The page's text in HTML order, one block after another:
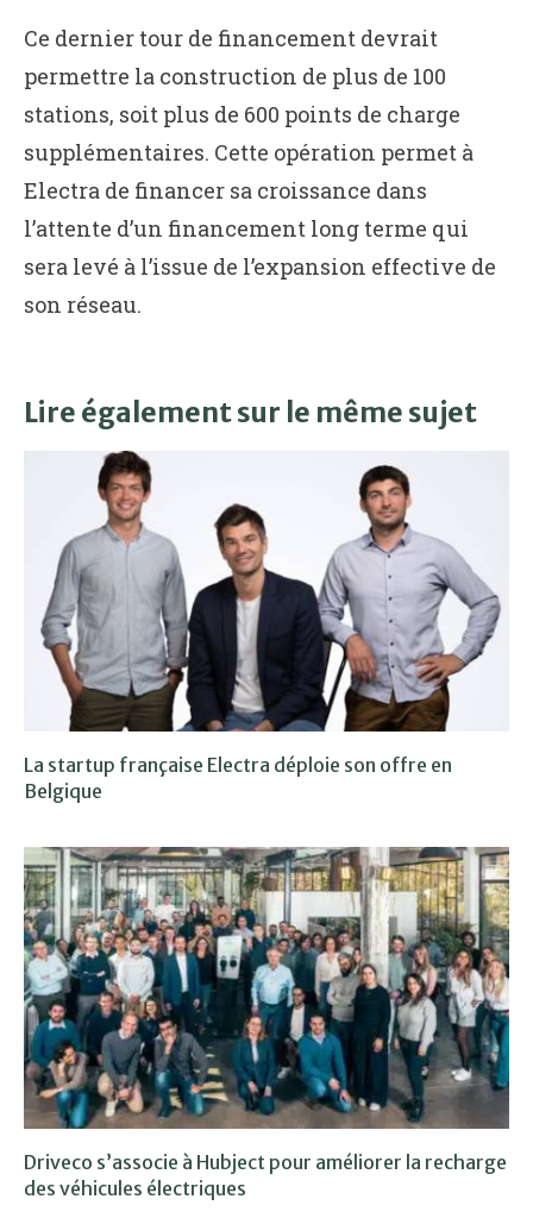
Ce dernier tour de financement devrait
permettre la construction de plus de 100
stations, soit plus de 600 points de charge
supplémentaires. Cette opération permet à
Electra de financer sa croissance dans
l’attente d’un financement long terme qui
sera levé à l’issue de l’expansion effective de
son réseau.
Lire également sur le même sujet
La startup française Electra déploie son offre en
Belgique
Driveco s’associe à Hubject pour améliorer la recharge
des véhicules électriques